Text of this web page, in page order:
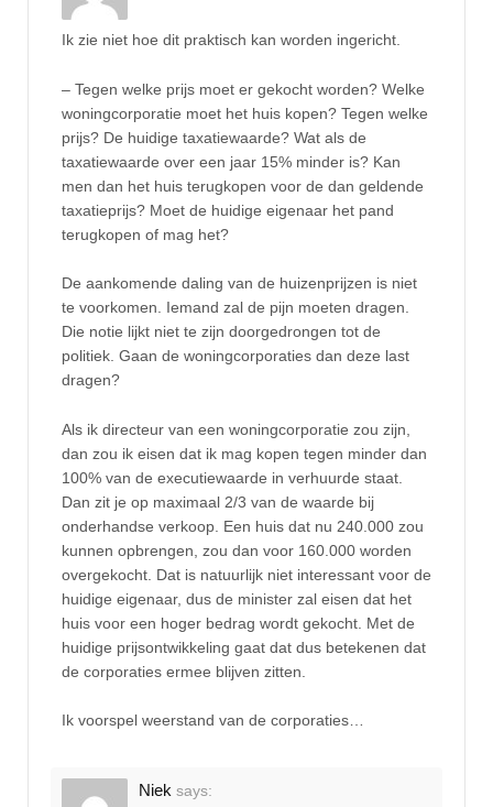
Ik zie niet hoe dit praktisch kan worden ingericht.
– Tegen welke prijs moet er gekocht worden? Welke
woningcorporatie moet het huis kopen? Tegen welke
prijs? De huidige taxatiewaarde? Wat als de
taxatiewaarde over een jaar 15% minder is? Kan
men dan het huis terugkopen voor de dan geldende
taxatieprijs? Moet de huidige eigenaar het pand
terugkopen of mag het?
De aankomende daling van de huizenprijzen is niet
te voorkomen. Iemand zal de pijn moeten dragen.
Die notie lijkt niet te zijn doorgedrongen tot de
politiek. Gaan de woningcorporaties dan deze last
dragen?
Als ik directeur van een woningcorporatie zou zijn,
dan zou ik eisen dat ik mag kopen tegen minder dan
100% van de executiewaarde in verhuurde staat.
Dan zit je op maximaal 2/3 van de waarde bij
onderhandse verkoop. Een huis dat nu 240.000 zou
kunnen opbrengen, zou dan voor 160.000 worden
overgekocht. Dat is natuurlijk niet interessant voor de
huidige eigenaar, dus de minister zal eisen dat het
huis voor een hoger bedrag wordt gekocht. Met de
huidige prijsontwikkeling gaat dat dus betekenen dat
de corporaties ermee blijven zitten.
Ik voorspel weerstand van de corporaties…
Niek says: